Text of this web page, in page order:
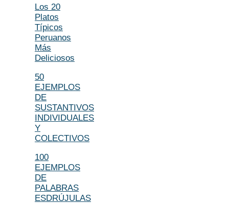
Los 20
Platos
Típicos
Peruanos
Más
Deliciosos
50
EJEMPLOS
DE
SUSTANTIVOS
INDIVIDUALES
Y
COLECTIVOS
100
EJEMPLOS
DE
PALABRAS
ESDRÚJULAS